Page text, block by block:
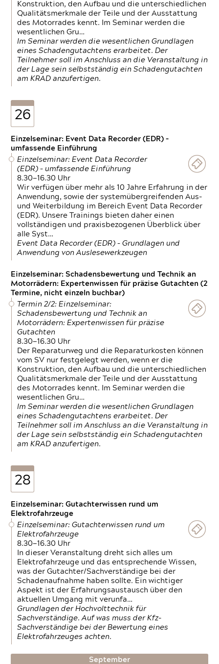
Konstruktion, den Aufbau und die unterschiedlichen
Qualitätsmerkmale der Teile und der Ausstattung
des Motorrades kennt. Im Seminar werden die
wesentlichen Gru…
Im Seminar werden die wesentlichen Grundlagen
eines Schadengutachtens erarbeitet. Der
Teilnehmer soll im Anschluss an die Veranstaltung in
der Lage sein selbstständig ein Schadengutachten
am KRAD anzufertigen.
26
Einzelseminar: Event Data Recorder (EDR) –
umfassende Einführung
Einzelseminar: Event Data Recorder
(EDR) – umfassende Einführung
8.30—16.30 Uhr
Wir verfügen über mehr als 10 Jahre Erfahrung in der
Anwendung, sowie der systemübergreifenden Aus-
und Weiterbildung im Bereich Event Data Recorder
(EDR). Unsere Trainings bieten daher einen
vollständigen und praxisbezogenen Überblick über
alle Syst…
Event Data Recorder (EDR) – Grundlagen und
Anwendung von Auslesewerkzeugen
Einzelseminar: Schadensbewertung und Technik an
Motorrädern: Expertenwissen für präzise Gutachten (2
Termine, nicht einzeln buchbar)
Termin 2/2: Einzelseminar:
Schadensbewertung und Technik an
Motorrädern: Expertenwissen für präzise
Gutachten
8.30—16.30 Uhr
Der Reparaturweg und die Reparaturkosten können
vom SV nur festgelegt werden, wenn er die
Konstruktion, den Aufbau und die unterschiedlichen
Qualitätsmerkmale der Teile und der Ausstattung
des Motorrades kennt. Im Seminar werden die
wesentlichen Gru…
Im Seminar werden die wesentlichen Grundlagen
eines Schadengutachtens erarbeitet. Der
Teilnehmer soll im Anschluss an die Veranstaltung in
der Lage sein selbstständig ein Schadengutachten
am KRAD anzufertigen.
28
Einzelseminar: Gutachterwissen rund um
Elektrofahrzeuge
Einzelseminar: Gutachterwissen rund um
Elektrofahrzeuge
8.30—16.30 Uhr
In dieser Veranstaltung dreht sich alles um
Elektrofahrzeuge und das entsprechende Wissen,
was der Gutachter/Sachverständige bei der
Schadenaufnahme haben sollte. Ein wichtiger
Aspekt ist der Erfahrungsaustausch über den
aktuellen Umgang mit verunfa…
Grundlagen der Hochvolttechnik für
Sachverständige. Auf was muss der Kfz-
Sachverständige bei der Bewertung eines
Elektrofahrzeuges achten.
September